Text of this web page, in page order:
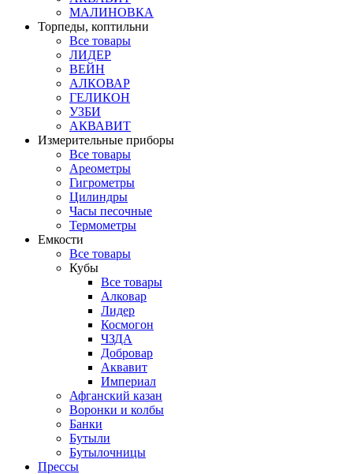
МАЛИНОВКА
Торпеды, коптильни
Все товары
ЛИДЕР
ВЕЙН
АЛКОВАР
ГЕЛИКОН
УЗБИ
АКВАВИТ
Измерительные приборы
Все товары
Ареометры
Гигрометры
Цилиндры
Часы песочные
Термометры
Емкости
Все товары
Кубы
Все товары
Алковар
Лидер
Космогон
ЧЗДА
Добровар
Аквавит
Империал
Афганский казан
Воронки и колбы
Банки
Бутыли
Бутылочницы
Прессы